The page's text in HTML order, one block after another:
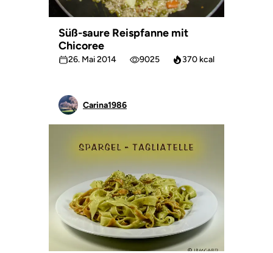
Süß-saure Reispfanne mit
Chicoree
26. Mai 2014 9025 370 kcal
Carina1986